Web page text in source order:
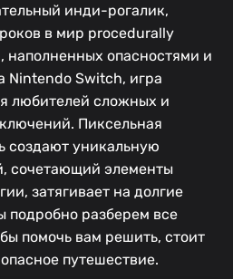
инди-рогалик,
в мир procedurally
наполненных опасностями и
Nintendo Switch, игра
любителей сложных и
Пиксельная
создают уникальную
сочетающий элементы
затягивает на долгие
подробно разберем все
помочь вам решить, стоит
путешествие.